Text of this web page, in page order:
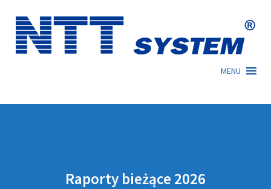
content
MENU
Raporty bieżące 2026